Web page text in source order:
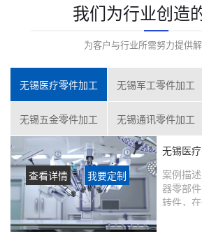
我们为行业创造
为客户与行业所需努力提供
无锡医疗零件加工 无锡军工零件加工
无锡五金零件加工 无锡通讯零件加工
无锡医
案例描述
器零部
转件，
查看详情 我要定制